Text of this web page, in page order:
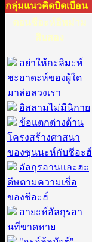
กลุ่มแนวคิดบิดเบือน
ตอนชีอะห์อิหม่าม
สิบสอง
อย่าให้กะลิมะห์
ชะฮาดะห์ของผู้ใด
มาล่อลวงเรา
อิสลามไม่มีนิกาย
ข้อแตกต่างด้าน
โครงสร้างศาสนา
ของซุนนะห์กับชีอะฮ์
อัลกุรอานและฮะ
ดีษตามความเชื่อ
ของชีอะฮ์
อายะห์อัลกุรอา
นที่ขาดหาย